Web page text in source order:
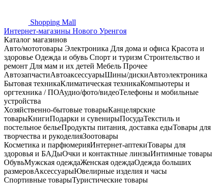
Shopping Mall
Интернет-магазины Нового Уренгоя
Каталог магазинов
Авто/мототовары Электроника Для дома и офиса Красота и
здоровье Одежда и обувь Спорт и туризм Строительство и
ремонт Для мам и их детей Мебель Прочее
АвтозапчастиАвтоаксессуарыШины/дискиАвтоэлектроника
Бытовая техникаКлиматическая техникаКомпьютеры и
оргтехника / ПОАудио/фото/видеоТелефоны и мобильные
устройства
Хозяйственно-бытовые товарыКанцелярские
товарыКнигиПодарки и сувенирыПосудаТекстиль и
постельное бельеПродукты питания, доставка едыТовары для
творчества и рукоделияЗоотовары
Косметика и парфюмерияИнтернет-аптекиТовары для
здоровья и БАДыОчки и контактные линзыИнтимные товары
ОбувьМужская одеждаЖенская одеждаОдежда больших
размеровАксессуарыЮвелирные изделия и часы
Спортивные товарыТуристические товары